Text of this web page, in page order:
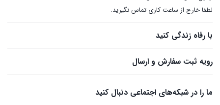
لطفا خارج از ساعت کاری تماس نگیرید.
با رفاه زندگی کنید
رویه ثبت سفارش و ارسال
ما را در شبکه‌های اجتماعی دنبال کنید